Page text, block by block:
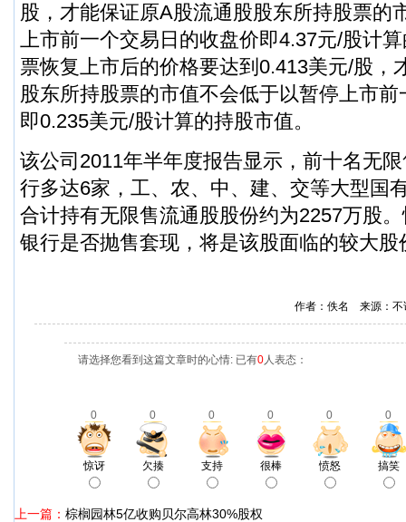
股，才能保证原A股流通股股东所持股票的
上市前一个交易日的收盘价即4.37元/股计
票恢复上市后的价格要达到0.413美元/股，
股东所持股票的市值不会低于以暂停上市
即0.235美元/股计算的持股市值。
该公司2011年半年度报告显示，前十名无
行多达6家，工、农、中、建、交等大型国
合计持有无限售流通股股份约为2257万股
银行是否抛售套现，将是该股面临的较大股
作者：佚名 来源：
请选择您看到这篇文章时的心情: 已有0人表态：
0 0 0 0 0 0
惊讶 欠揍 支持 很棒 愤怒 搞笑
上一篇： 棕榈园林5亿收购贝尔高林30%股权